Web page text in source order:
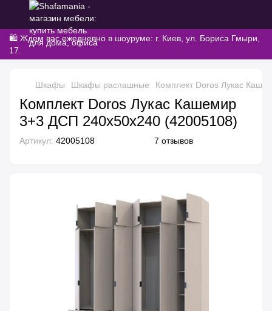
🛍️ Ждем вас ежедневно в шоуруме: г. Киев, ул. Бориса Гмыри,
17.
Шкафы Шкафы распашные Комплект Doros Лукас
Комплект Doros Лукас Кашемир
3+3 ДСП 240х50х240 (42005108)
Артикул: 42005108 7 отзывов